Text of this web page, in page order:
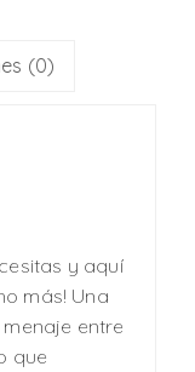
(0)
y aquí
más! Una
entre
que